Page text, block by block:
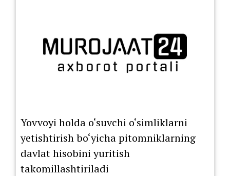
Yovvoyi holda o‘suvchi o‘simliklarni
yetishtirish bo‘yicha pitomniklarning
davlat hisobini yuritish
takomillashtiriladi